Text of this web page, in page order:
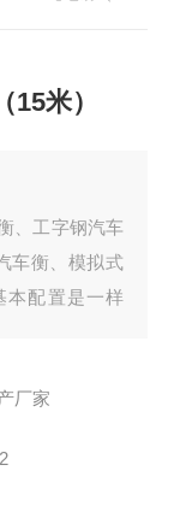
米）
、工字钢汽车
车衡、模拟式
本配置是一样
厂家